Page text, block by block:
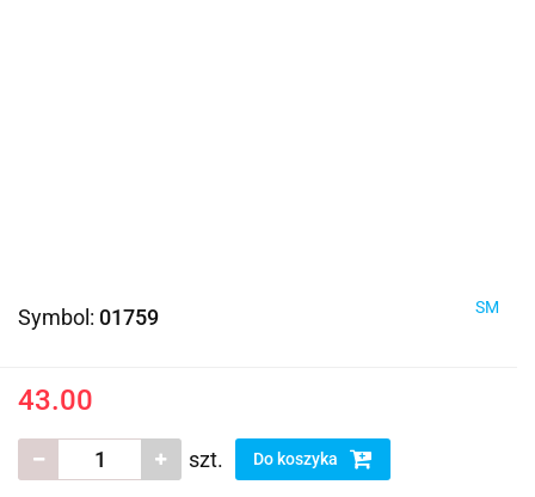
Symbol: 01759 SM
43.00
szt. Do koszyka